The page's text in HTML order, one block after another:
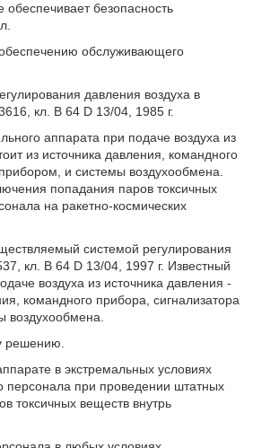
безопасность
обслуживающего
давления воздуха в
кл. B 64 D 13/04, 1985 г.
аппарата при подаче воздуха из
из источника давления, командного
и системы воздухообмена.
попадания паров токсичных
на ракетно-космических
системой регулирования
кл. B 64 D 13/04, 1997 г. Известный
воздуха из источника давления -
командного прибора, сигнализатора
воздухообмена.
решению.
в экстремальных условиях
персонала при проведении штатных
токсичных веществ внутрь